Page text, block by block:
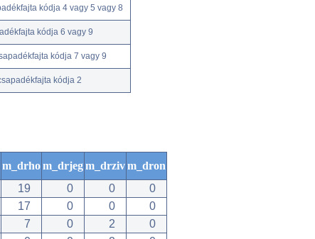
kódja 4 vagy 5 vagy 8
kódja 6 vagy 9
kódja 7 vagy 9
kódja 2
m_drho m_drjeg m_drziv m_dron
19 0 0
0
17 0 0
0
7 0 2
0